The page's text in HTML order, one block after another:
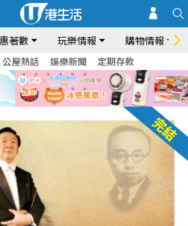
著數 玩樂情報 購物情報
公屋熱話 娛樂新聞 定期存款